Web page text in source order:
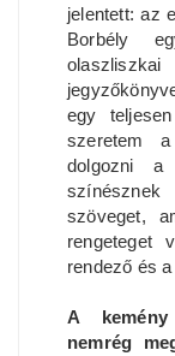
jelentett: az
Borbély
egy
szeretem
dolgozni a
színésznek
szöveget,
rengeteget
rendező és
A
nemrég